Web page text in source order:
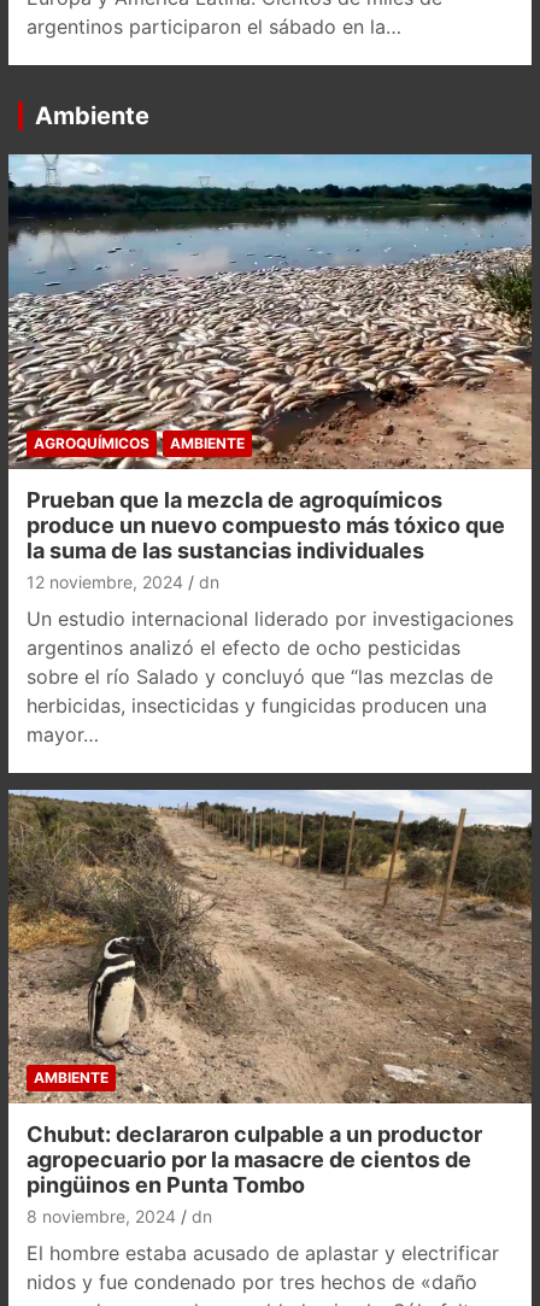
argentinos participaron el sábado en la…
Ambiente
AGROQUÍMICOS AMBIENTE
Prueban que la mezcla de agroquímicos
produce un nuevo compuesto más tóxico que
la suma de las sustancias individuales
12 noviembre, 2024 dn
Un estudio internacional liderado por investigaciones
argentinos analizó el efecto de ocho pesticidas
sobre el río Salado y concluyó que “las mezclas de
herbicidas, insecticidas y fungicidas producen una
mayor…
AMBIENTE
Chubut: declararon culpable a un productor
agropecuario por la masacre de cientos de
pingüinos en Punta Tombo
8 noviembre, 2024 dn
El hombre estaba acusado de aplastar y electrificar
nidos y fue condenado por tres hechos de «daño